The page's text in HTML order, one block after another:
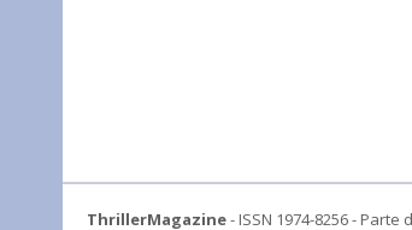
ThrillerMagazine- ISSN 1974-8256 -